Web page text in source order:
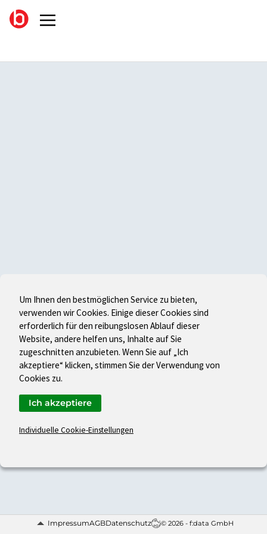
ImpressumAGBDatenschutz © 2026 - f:data GmbH
Um Ihnen den bestmöglichen Service zu bieten,
verwenden wir Cookies. Einige dieser Cookies sind
erforderlich für den reibungslosen Ablauf dieser
Website, andere helfen uns, Inhalte auf Sie
zugeschnitten anzubieten. Wenn Sie auf „Ich
akzeptiere“ klicken, stimmen Sie der Verwendung von
Cookies zu.
Individuelle Cookie-Einstellungen
Ich akzeptiere